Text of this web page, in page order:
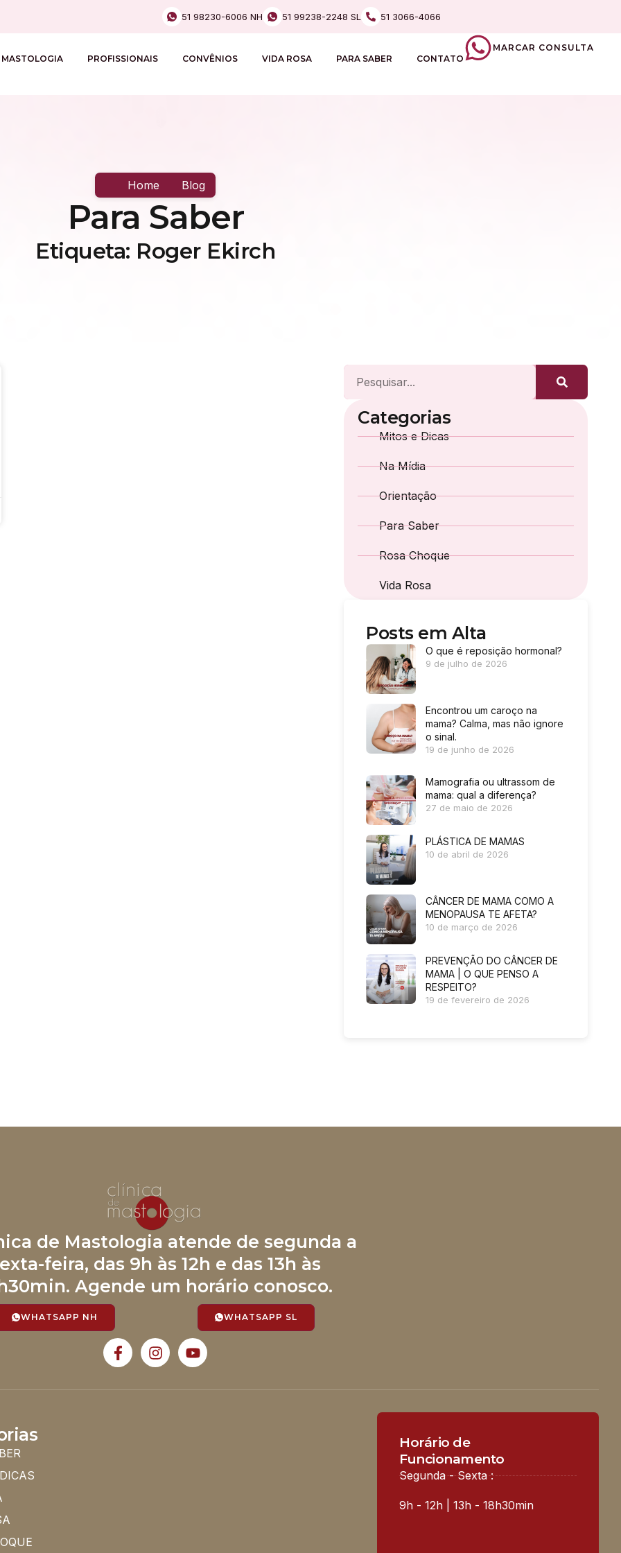
51 98230-6006 NH 51 99238-2248 SL 51 3066-4066
MASTOLOGIA PROFISSIONAIS CONVÊNIOS VIDA ROSA PARA SABER CONTATO
MARCAR CONSULTA
Home Blog
Para Saber
Etiqueta: Roger Ekirch
Categorias
Mitos e Dicas
Na Mídia
Orientação
Para Saber
Rosa Choque
Vida Rosa
Posts em Alta
O que é reposição hormonal?
9 de julho de 2026
Encontrou um caroço na
mama? Calma, mas não ignore
o sinal.
19 de junho de 2026
Mamografia ou ultrassom de
mama: qual a diferença?
27 de maio de 2026
PLÁSTICA DE MAMAS
10 de abril de 2026
CÂNCER DE MAMA COMO A
MENOPAUSA TE AFETA?
10 de março de 2026
PREVENÇÃO DO CÂNCER DE
MAMA | O QUE PENSO A
RESPEITO?
19 de fevereiro de 2026
de Mastologia atende de segunda a
feira, das 9h às 12h e das 13h às
Agende um horário conosco.
WHATSAPP NH WHATSAPP SL
Horário de
Funcionamento
Segunda - Sexta :
9h - 12h | 13h - 18h30min